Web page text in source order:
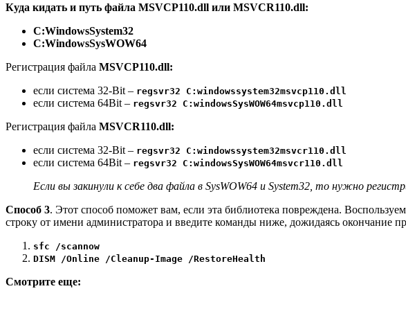
Куда кидать и путь файла MSVCP110.dll или MSVCR110.dll:
C:WindowsSystem32
C:WindowsSysWOW64
Регистрация файла MSVCP110.dll:
ecли система 32-Bit – regsvr32 C:windowssystem32msvcp110.dll
ecли система 64Bit – regsvr32 C:windowsSysWOW64msvcp110.dll
Регистрация файла MSVCR110.dll:
ecли система 32-Bit – regsvr32 C:windowssystem32msvcr110.dll
ecли система 64Bit – regsvr32 C:windowsSysWOW64msvcr110.dll
Если вы закинули к себе два файла в SysWOW64 и System32, то нужно
Способ 3. Этот способ поможет вам, если эта библиотека повреждена.
строку от имени администратора и введите команды ниже, дожидаясь окончание
sfc /scannow
DISM /Online /Cleanup-Image /RestoreHealth
Смотрите еще: